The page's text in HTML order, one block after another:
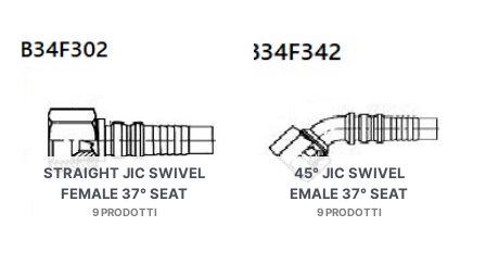
STRAIGHT JIC SWIVEL
FEMALE 37° SEAT
9 PRODOTTI
45° JIC SWIVEL
EMALE 37° SEAT
9 PRODOTTI